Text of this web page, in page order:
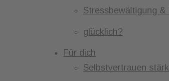
Stressbewältigung &
glücklich?
Für dich
Selbstvertrauen